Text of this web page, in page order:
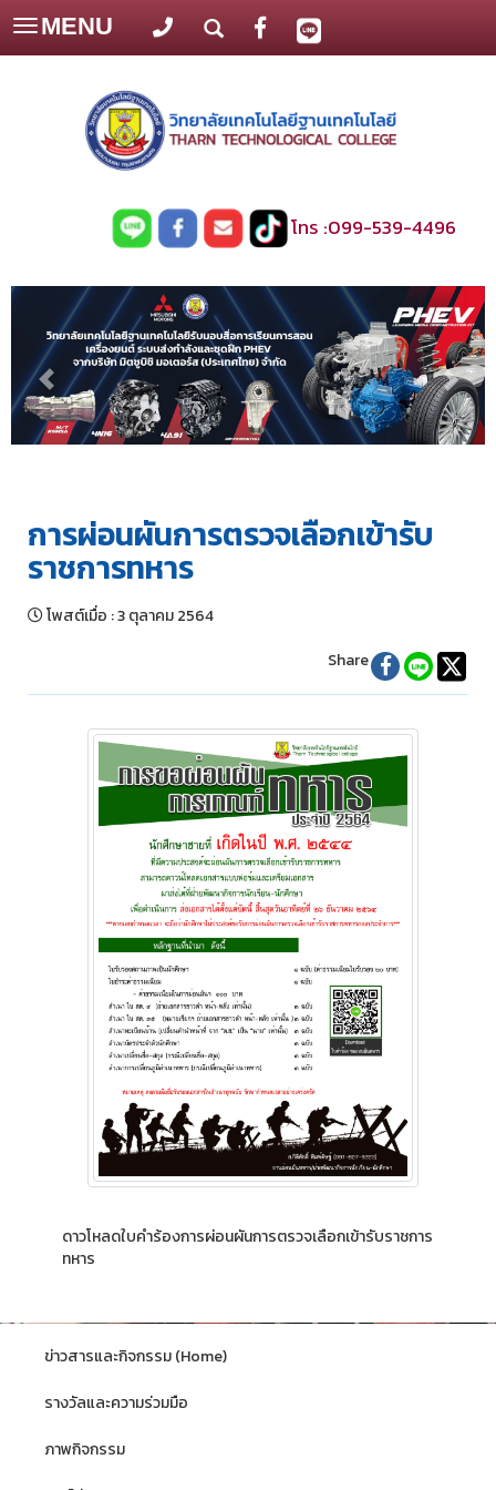
โทร :099-539-4496
Toggle
navigation
MENU
การผ่อนผันการตรวจเลือกเข้ารับ
ราชการทหาร
โพสต์เมื่อ :3 ตุลาคม 2564
Share
ดาวโหลดใบคำร้องการผ่อนผันการตรวจเลือกเข้ารับราชการ
ทหาร
ข่าวสารและกิจกรรม (Home)
รางวัลและความร่วมมือ
ภาพกิจกรรม